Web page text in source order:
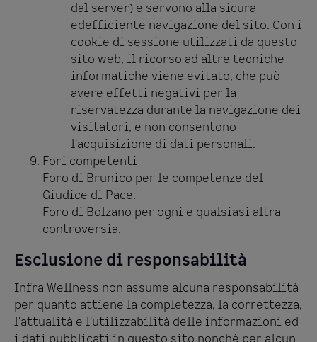
dal server) e servono alla sicura
edefficiente navigazione del sito. Con i
cookie di sessione utilizzati da questo
sito web, il ricorso ad altre tecniche
informatiche viene evitato, che può
avere effetti negativi per la
riservatezza durante la navigazione dei
visitatori, e non consentono
l'acquisizione di dati personali.
Fori competenti
Foro di Brunico per le competenze del
Giudice di Pace.
Foro di Bolzano per ogni e qualsiasi altra
controversia.
Esclusione di responsabilità
Infra Wellness non assume alcuna responsabilità
per quanto attiene la completezza, la correttezza,
l'attualità e l'utilizzabilità delle informazioni ed
i dati pubblicati in questo sito nonchè per alcun